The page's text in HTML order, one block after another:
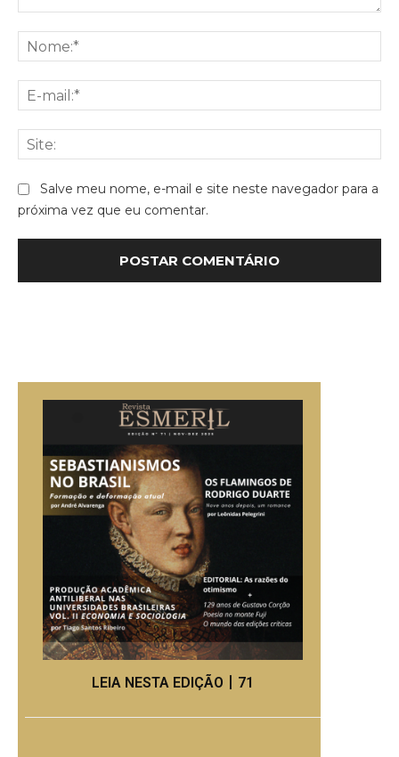
Salve meu nome, e-mail e site neste navegador para a
próxima vez que eu comentar.
LEIA NESTA EDIÇÃO丨71